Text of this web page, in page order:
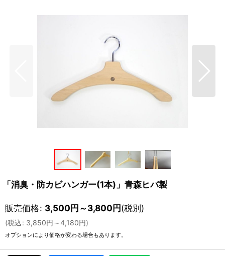
「消臭・防カビハンガー(1本)」青森ヒバ製
販売価格: 3,500円～3,800円(税別)
(税込: 3,850円 ～4,180円)
オプションにより価格が変わる場合もあります。